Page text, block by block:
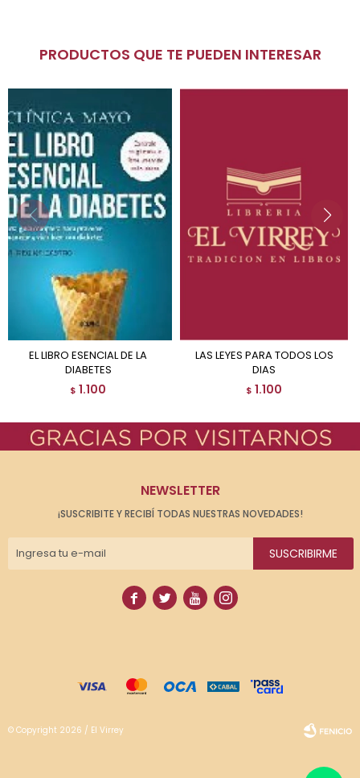
PRODUCTOS QUE TE PUEDEN INTERESAR
EL LIBRO ESENCIAL DE LA
DIABETES
$ 1.100
LAS LEYES PARA TODOS LOS
DIAS
$ 1.100
NEWSLETTER
¡SUSCRIBITE Y RECIBÍ TODAS NUESTRAS NOVEDADES!
SUSCRIBIRME
   
© Copyright 2026 / El Virrey